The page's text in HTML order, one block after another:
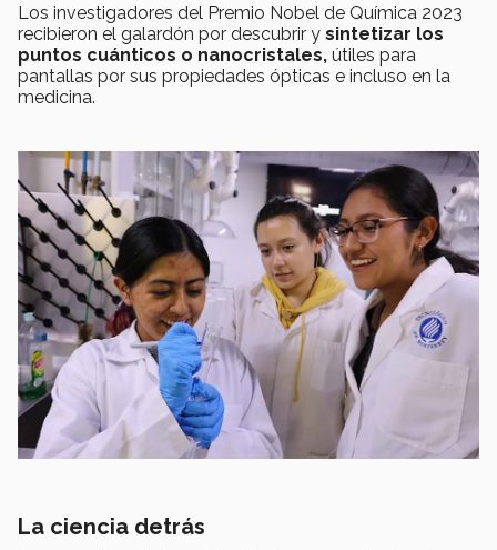
Los investigadores del Premio Nobel de Química 2023
recibieron el galardón por descubrir y sintetizar los
puntos cuánticos o nanocristales, útiles para
pantallas por sus propiedades ópticas e incluso en la
medicina.
La ciencia detrás